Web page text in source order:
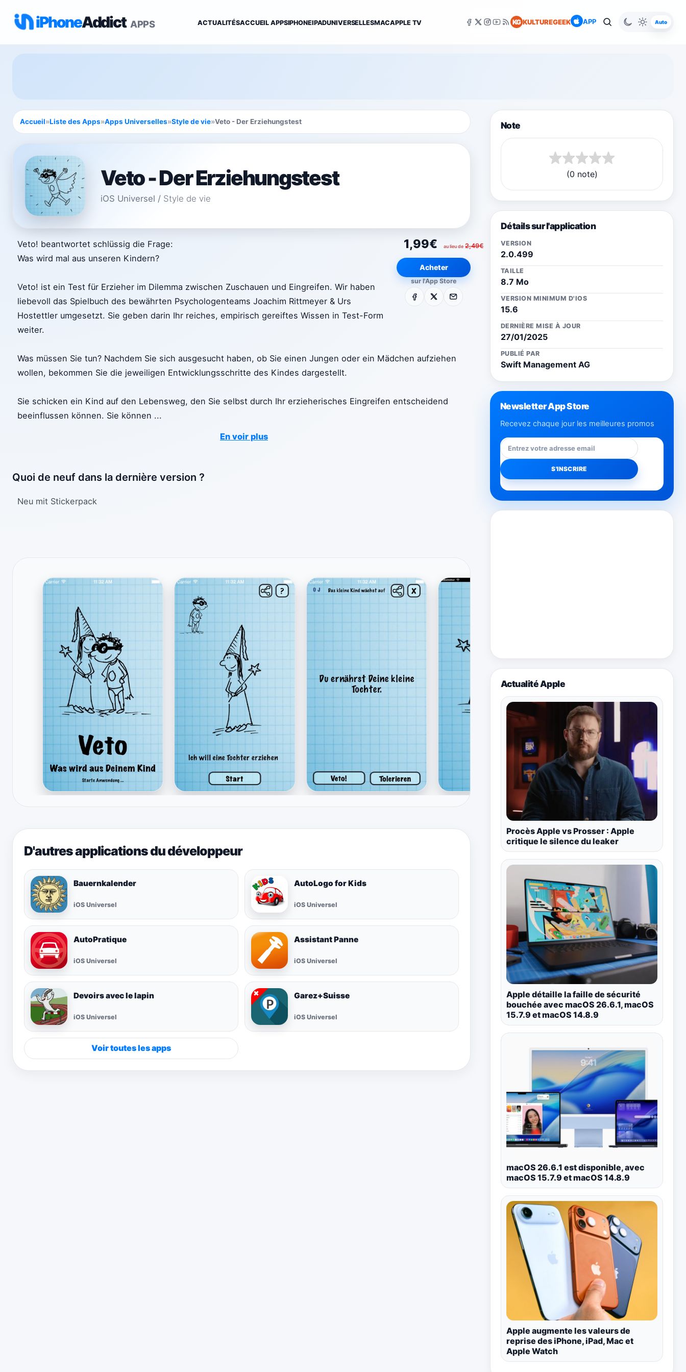
iPhoneAddict APPS ACTUALITÉSACCUEIL APPSIPHONEIPADUNIVERSELLESMACAPPLE TV KG KULTUREGEEK APP Auto
Accueil»Liste des Apps»Apps Universelles»Style de vie»Veto - Der Erziehungstest
Veto - Der Erziehungstest
iOS Universel / Style de vie
1,99€ au lieu de 2,49€
Acheter
sur l'App Store
Facebook E-mail
Veto! beantwortet schlüssig die Frage:
Was wird mal aus unseren Kindern?
Veto! ist ein Test für Erzieher im Dilemma zwischen Zuschauen und Eingreifen. Wir haben
liebevoll das Spielbuch des bewährten Psychologenteams Joachim Rittmeyer & Urs
Hostettler umgesetzt. Sie geben darin Ihr reiches, empirisch gereiftes Wissen in Test-Form
weiter.
Was müssen Sie tun? Nachdem Sie sich ausgesucht haben, ob Sie einen Jungen oder ein Mädchen aufziehen
wollen, bekommen Sie die jeweiligen Entwicklungsschritte des Kindes dargestellt.
Sie schicken ein Kind auf den Lebensweg, den Sie selbst durch Ihr erzieherisches Eingreifen entscheidend
beeinflussen können. Sie können ...
En voir plus
Quoi de neuf dans la dernière version ?
Neu mit Stickerpack
D'autres applications du développeur
Bauernkalender
iOS Universel
AutoLogo for Kids
iOS Universel
AutoPratique
iOS Universel
Assistant Panne
iOS Universel
Devoirs avec le lapin
iOS Universel
Garez+Suisse
iOS Universel
Voir toutes les apps
Note
(0 note)
Détails sur l'application
VERSION
2.0.499
TAILLE
8.7 Mo
VERSION MINIMUM D'IOS
15.6
DERNIÈRE MISE À JOUR
27/01/2025
PUBLIÉ PAR
Swift Management AG
Newsletter App Store
Recevez chaque jour les meilleures promos
Actualité Apple
Procès Apple vs Prosser : Apple
critique le silence du leaker
Apple détaille la faille de sécurité
bouchée avec macOS 26.6.1, macOS
15.7.9 et macOS 14.8.9
macOS 26.6.1 est disponible, avec
macOS 15.7.9 et macOS 14.8.9
Apple augmente les valeurs de
reprise des iPhone, iPad, Mac et
Apple Watch